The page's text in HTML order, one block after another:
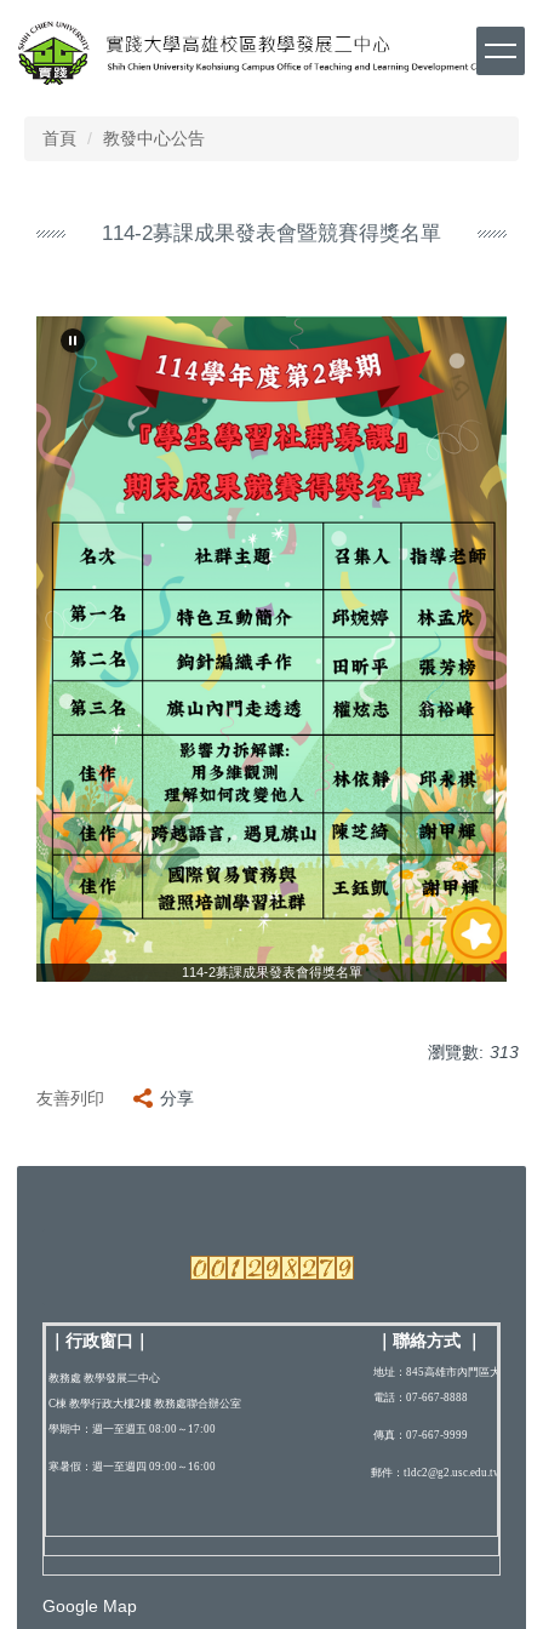
到
主
首頁 教發中心公告
114-2募課成果發表會暨競賽得獎名單
114-2募課成果發表會得獎名單
瀏覽數: 313
友善列印 分享
｜行政窗口 聯絡方式
教務處 教學發展二中心
C棟 教學行政大樓2樓 教務處聯合辦公室
學期中：週一至週五 08:00～17:00
寒暑假：週一至週四 09:00～16:00
地址：845高雄市內門區大學路200
電話：07-667-8888
傳真：07-667-9999
郵件：tldc2@g2.usc.edu.tw
Google Map